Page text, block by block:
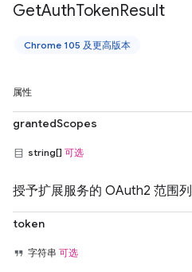
GetAuthTokenResult
Chrome 105 及更高版本
属性
grantedScopes
string[] 可选
授予扩展服务的 OAuth2 范围列
token
字符串 可选